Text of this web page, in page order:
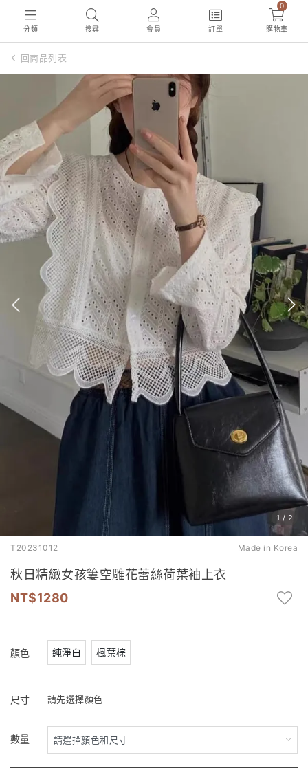
分類 搜尋 會員 訂單
0
購物車
回商品列表
1 / 2
T20231012 Made in Korea
秋日精緻女孩簍空雕花蕾絲荷葉袖上衣
1280
顏色 純淨白 楓葉棕
尺寸 請先選擇顏色
數量